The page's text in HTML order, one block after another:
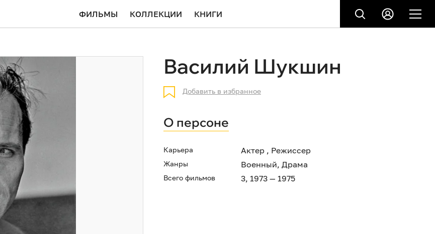
ФИЛЬМЫ КОЛЛЕКЦИИ КНИГИ
Василий Шукшин
Добавить в избранное
О персоне
Карьера Актер , Режиссер
Жанры Военный, Драма
Всего фильмов 3, 1973 — 1975